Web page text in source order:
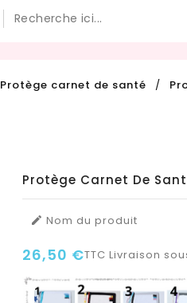
Protège carnet de santé
Protège Carnet De
 Nom du produit
26,50 €TTC Livraison